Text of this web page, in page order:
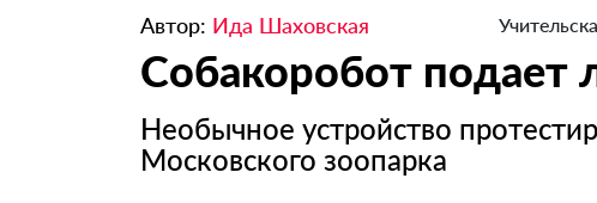
Автор: Ида Шаховская
Собакоробот подает
Необычное устройство
Московского зоопарка